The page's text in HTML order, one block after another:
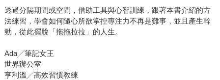
透過分隔期間或空間，借助工具與心智訓練，跟著本書介紹的方
法練習，學會如何隨心所欲掌控專注力不再是難事，並且產生幹
勁，從此擺脫「拖拖拉拉」的人生。
Ada╱筆記女王
世界辦公室
亨利溫╱高效習慣教練